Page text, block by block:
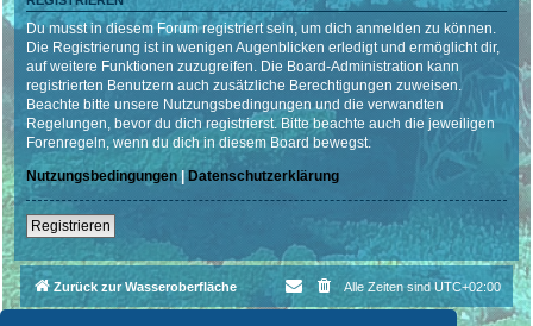
Du musst in diesem Forum registriert sein, um dich anmelden zu können.
Die Registrierung ist in wenigen Augenblicken erledigt und ermöglicht dir,
auf weitere Funktionen zuzugreifen. Die Board-Administration kann
registrierten Benutzern auch zusätzliche Berechtigungen zuweisen.
Beachte bitte unsere Nutzungsbedingungen und die verwandten
Regelungen, bevor du dich registrierst. Bitte beachte auch die jeweiligen
Forenregeln, wenn du dich in diesem Board bewegst.
Nutzungsbedingungen | Datenschutzerklärung
Registrieren
Zurück zur Wasseroberfläche Alle Zeiten sind UTC+02:00